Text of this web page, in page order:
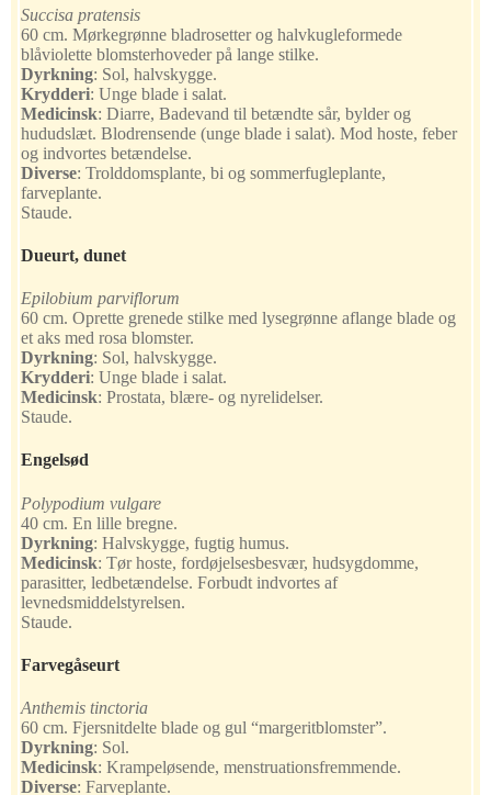
Succisa pratensis
60 cm. Mørkegrønne bladrosetter og halvkugleformede
blåviolette blomsterhoveder på lange stilke.
Dyrkning: Sol, halvskygge.
Krydderi: Unge blade i salat.
Medicinsk: Diarre, Badevand til betændte sår, bylder og
hududslæt. Blodrensende (unge blade i salat). Mod hoste, feber
og indvortes betændelse.
Diverse: Trolddomsplante, bi og sommerfugleplante,
farveplante.
Staude.
Dueurt, dunet
Epilobium parviflorum
60 cm. Oprette grenede stilke med lysegrønne aflange blade og
et aks med rosa blomster.
Dyrkning: Sol, halvskygge.
Krydderi: Unge blade i salat.
Medicinsk: Prostata, blære- og nyrelidelser.
Staude.
Engelsød
Polypodium vulgare
40 cm. En lille bregne.
Dyrkning: Halvskygge, fugtig humus.
Medicinsk: Tør hoste, fordøjelsesbesvær, hudsygdomme,
parasitter, ledbetændelse. Forbudt indvortes af
levnedsmiddelstyrelsen.
Staude.
Farvegåseurt
Anthemis tinctoria
60 cm. Fjersnitdelte blade og gul “margeritblomster”.
Dyrkning: Sol.
Medicinsk: Krampeløsende, menstruationsfremmende.
Diverse: Farveplante.